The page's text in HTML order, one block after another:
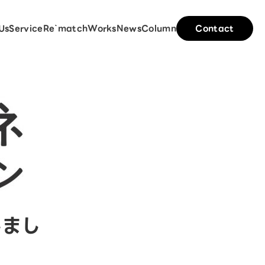
ServiceRe`matchWorksNewsColumn Contact
し